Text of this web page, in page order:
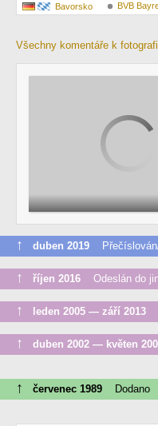
Bavorsko
BVB
Všechny komentáře k
↑ duben 2019
↑ říjen 2016 Odeslán do
↑ leden 2005 — září 2013
↑ duben 2002 — květen
↑ červenec 1989 Dodano